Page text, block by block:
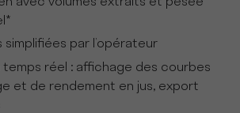
simplifiées par l’opérateur
temps réel : affichage des courbes
et de rendement en jus, export